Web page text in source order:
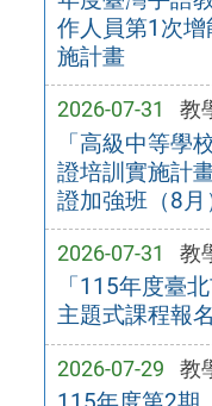
作人員第1次
施計畫
2026-07-31 教
「高級中等學
證培訓實施計
證加強班（8月
2026-07-31 教
「115年度臺
主題式課程報
2026-07-29 教